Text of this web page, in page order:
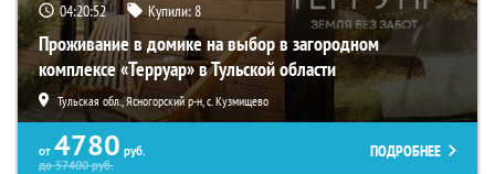
04:20:51 Купили:8
Проживание в домике на выбор в загородном
комплексе «Терруар» в Тульской области
Тульская обл., Ясногорский р-н, с. Кузмищево
от 4780 руб.
до57400руб.
ПОДРОБНЕЕ